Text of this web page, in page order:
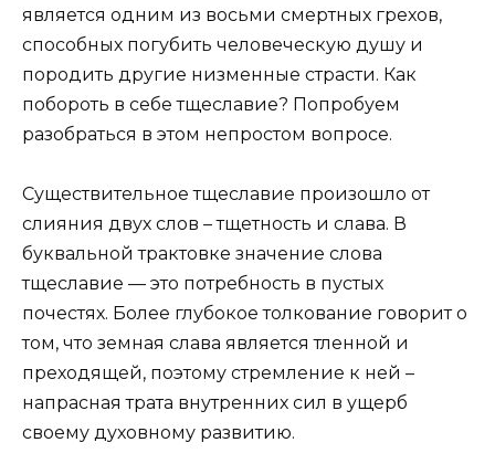
является одним из восьми смертных грехов,
способных погубить человеческую душу и
породить другие низменные страсти. Как
побороть в себе тщеславие? Попробуем
разобраться в этом непростом вопросе.
Существительное тщеславие произошло от
слияния двух слов – тщетность и слава. В
буквальной трактовке значение слова
тщеславие — это потребность в пустых
почестях. Более глубокое толкование говорит о
том, что земная слава является тленной и
преходящей, поэтому стремление к ней –
напрасная трата внутренних сил в ущерб
своему духовному развитию.